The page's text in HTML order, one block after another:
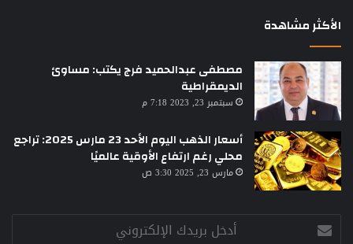
الأكثر مشاهدة
مصطفى عبدالحميد فرج يكتب: مساوئ
الديمقراطية
سبتمبر 23, 2023 7:18 م
أسعار الذهب اليوم الأحد 23 مارس 2025: تراجع
محلي رغم ارتفاع الأوقية عالميًا
مارس 23, 2025 3:30 ص
أدخل
بريدك